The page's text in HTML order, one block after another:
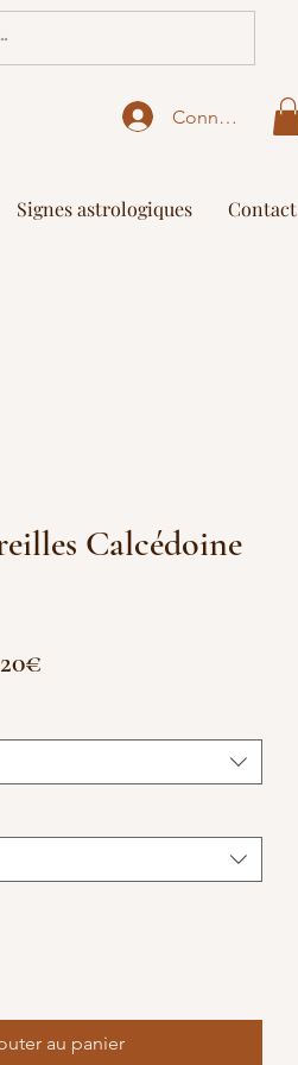
Connexion
Signes astrologiques Contact
Calcédoine
au panier